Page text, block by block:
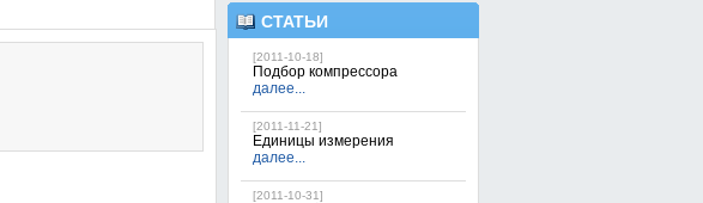
СТАТЬИ
[2011-10-18]
Подбор компрессора
далее...
[2011-11-21]
Единицы измерения
далее...
[2011-10-31]